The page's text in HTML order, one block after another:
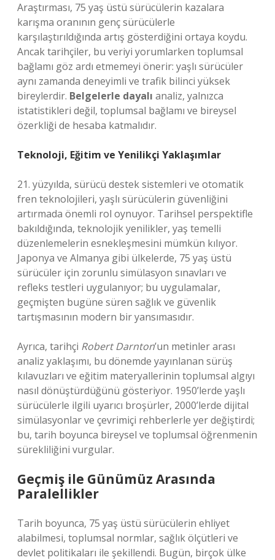
Araştırması, 75 yaş üstü sürücülerin kazalara
karışma oranının genç sürücülerle
karşılaştırıldığında artış gösterdiğini ortaya koydu.
Ancak tarihçiler, bu veriyi yorumlarken toplumsal
bağlamı göz ardı etmemeyi önerir: yaşlı sürücüler
aynı zamanda deneyimli ve trafik bilinci yüksek
bireylerdir. Belgelerle dayalı analiz, yalnızca
istatistikleri değil, toplumsal bağlamı ve bireysel
özerkliği de hesaba katmalıdır.
Teknoloji, Eğitim ve Yenilikçi Yaklaşımlar
21. yüzyılda, sürücü destek sistemleri ve otomatik
fren teknolojileri, yaşlı sürücülerin güvenliğini
artırmada önemli rol oynuyor. Tarihsel perspektifle
bakıldığında, teknolojik yenilikler, yaş temelli
düzenlemelerin esnekleşmesini mümkün kılıyor.
Japonya ve Almanya gibi ülkelerde, 75 yaş üstü
sürücüler için zorunlu simülasyon sınavları ve
refleks testleri uygulanıyor; bu uygulamalar,
geçmişten bugüne süren sağlık ve güvenlik
tartışmasının modern bir yansımasıdır.
Ayrıca, tarihçi Robert Darnton’un metinler arası
analiz yaklaşımı, bu dönemde yayınlanan sürüş
kılavuzları ve eğitim materyallerinin toplumsal algıyı
nasıl dönüştürdüğünü gösteriyor. 1950’lerde yaşlı
sürücülerle ilgili uyarıcı broşürler, 2000’lerde dijital
simülasyonlar ve çevrimiçi rehberlerle yer değiştirdi;
bu, tarih boyunca bireysel ve toplumsal öğrenmenin
sürekliliğini vurgular.
Geçmiş ile Günümüz Arasında
Paralellikler
Tarih boyunca, 75 yaş üstü sürücülerin ehliyet
alabilmesi, toplumsal normlar, sağlık ölçütleri ve
devlet politikaları ile şekillendi. Bugün, birçok ülke